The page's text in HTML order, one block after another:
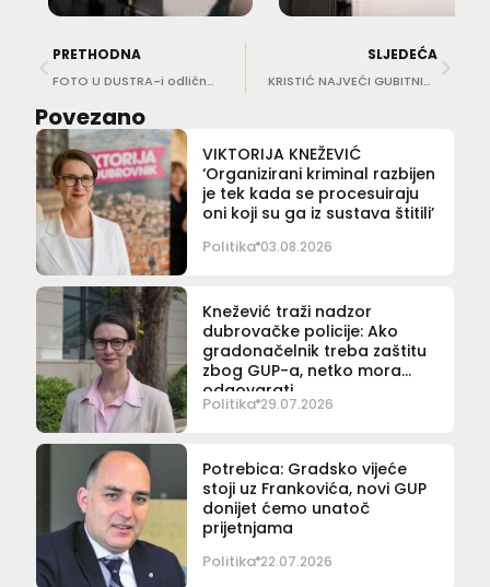
PRETHODNA
FOTO U DUSTRA-i odlična atmosfera. Raguž ostaje na dva mandata?
SLJEDEĆA
KRISTIĆ NAJVEĆI GUBITNIK Ovo je budući sastav Gradskog vijeća
Povezano
VIKTORIJA KNEŽEVIĆ
‘Organizirani kriminal razbijen
je tek kada se procesuiraju
oni koji su ga iz sustava štitili’
Politika 03.08.2026
Knežević traži nadzor
dubrovačke policije: Ako
gradonačelnik treba zaštitu
zbog GUP-a, netko mora
odgovarati
Politika 29.07.2026
Potrebica: Gradsko vijeće
stoji uz Frankovića, novi GUP
donijet ćemo unatoč
prijetnjama
Politika 22.07.2026